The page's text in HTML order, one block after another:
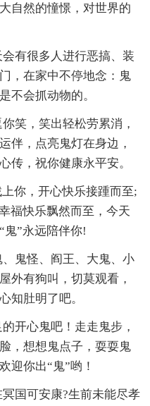
自然的憧憬，对世界的
有很多人进行恶搞、装
，在家中不停地念：鬼
会抓动物的。
，笑出轻松劳累消，
伴，点亮鬼灯在身边，
传，祝你健康永平安。
你，开心快乐接踵而至;
福快乐飘然而至，今天
鬼”永远陪伴你!
鬼怪、阎王、大鬼、小
外有狗叫，切莫观看，
知肚明了吧。
心鬼吧！走走鬼步，
，想想鬼点子，耍耍鬼
迎你出“鬼”哟！
国可安康?生前未能尽孝